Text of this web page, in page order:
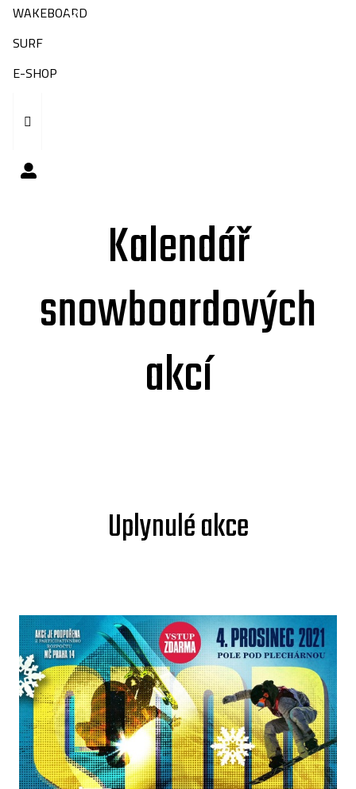
WAKEBOARD
SURF
E-SHOP
Kalendář
snowboardových
akcí
Uplynulé akce